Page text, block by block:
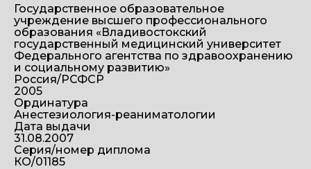
Государственное образовательное
учреждение высшего профессионального
образования «Владивостокский
государственный медицинский университет
Федерального агентства по здравоохранению
и социальному развитию»
Россия/РСФСР
2005
Ординатура
Анестезиология-реаниматологии
Дата выдачи
31.08.2007
Серия/номер диплома
КО/01185